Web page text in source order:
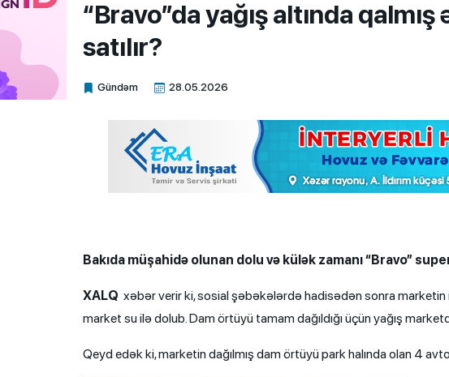
“Bravo”da yağış altında
satılır?
Gündəm 28.05.2026
Xalq.Online
Bakıda müşahidə olunan dolu və külək zamanı “Bravo”
XALQ xəbər verir ki, sosial şəbəkələrdə hadisədən sonra marketin
market su ilə dolub. Dam örtüyü tamam dağıldığı üçün yağış
Qeyd edək ki, marketin dağılmış dam örtüyü park halında olan 4